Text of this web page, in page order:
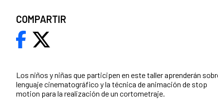
Los niños y niñas que participen en este taller aprenderán
lenguaje cinematográfico y la técnica de animación de stop
motion para la realización de un cortometraje.
COMPARTIR